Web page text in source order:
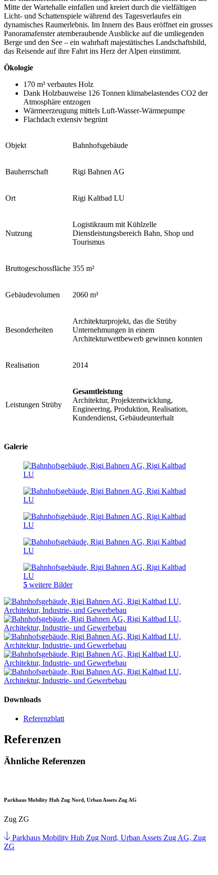
Mitte der Wartehalle einfallen und kreiert durch die vielfältigen
Licht- und Schattenspiele während des Tagesverlaufes ein
dynamisches Raumerlebnis. Im Innern des Baus eröffnet ein grosses
Panoramafenster atemberaubende Ausblicke auf die umliegenden
Berge und den See – ein wahrhaft majestätisches Landschaftsbild,
das Reisende auf ihre Fahrt ins Herz der Alpen einstimmt.
Ökologie
170 m³ verbautes Holz
Dank Holzbauweise 126 Tonnen klimabelastendes CO2 der
Atmosphäre entzogen
Wärmeerzeugung mittels Luft-Wasser-Wärmepumpe
Flachdach extensiv begrünt
Objekt Bahnhofsgebäude
Bauherrschaft Rigi Bahnen AG
Ort Rigi Kaltbad LU
Nutzung
Logistikraum mit Kühlzelle
Dienstleistungsbereich Bahn, Shop und
Tourismus
Bruttogeschossfläche 355 m²
Gebäudevolumen 2060 m³
Besonderheiten
Architekturprojekt, das die Strüby
Unternehmungen in einem
Architekturwettbewerb gewinnen konnten
Realisation 2014
Leistungen Strüby
Gesamtleistung
Architektur, Projektentwicklung,
Engineering, Produktion, Realisation,
Kundendienst, Gebäudeunterhalt
Galerie
5 weitere Bilder
Downloads
Referenzblatt
Referenzen
Ähnliche Referenzen
Parkhaus Mobility Hub Zug Nord, Urban Assets Zug AG
Zug ZG
Parkhaus Mobility Hub Zug Nord, Urban Assets Zug AG, Zug
ZG